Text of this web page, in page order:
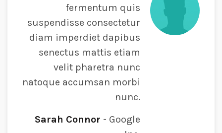
fermentum quis
suspendisse consectetur
diam imperdiet dapibus
senectus mattis etiam
velit pharetra nunc
natoque accumsan morbi
nunc.
Sarah Connor
Google